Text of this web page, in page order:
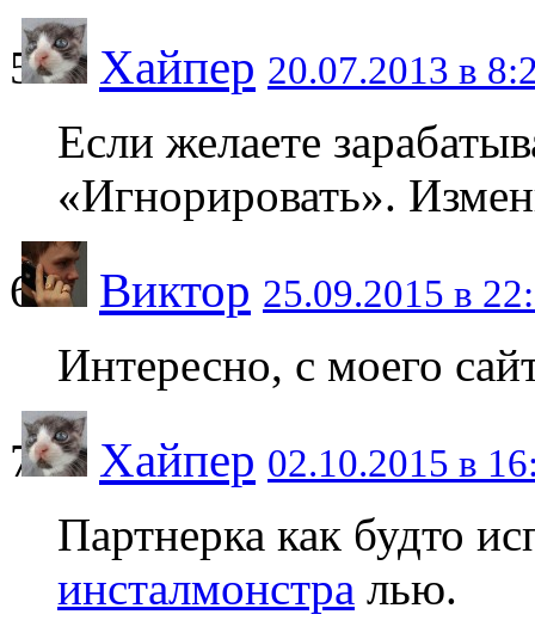
Хайпер 20.07.2013 в
Если желаете
«Игнорировать».
Виктор 25.09.2015 в
Интересно, с моего
Хайпер 02.10.2015 в
Партнерка как будто
инсталмонстра лью.